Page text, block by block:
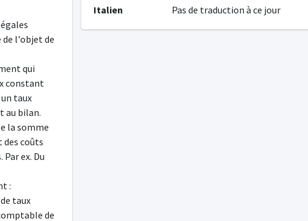
de l'objet de
qui
constant
taux
au bilan.
la somme
coûts
ex. Du
:
taux
de
Italien Pas de traduction à ce jour